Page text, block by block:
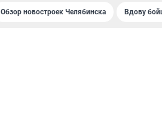
Обзор новостроек Челябинска Вдову